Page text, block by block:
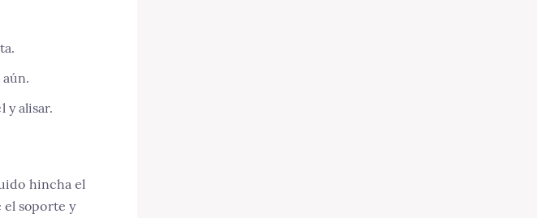
y alisar.
hincha el
el soporte y